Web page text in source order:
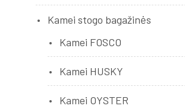
Kamei stogo bagažinės
Kamei FOSCO
Kamei HUSKY
Kamei OYSTER